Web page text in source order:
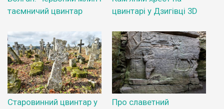
таємничий цвинтар
цвинтарі у Дзигівці 3D
Старовинний цвинтар у
Про славетний